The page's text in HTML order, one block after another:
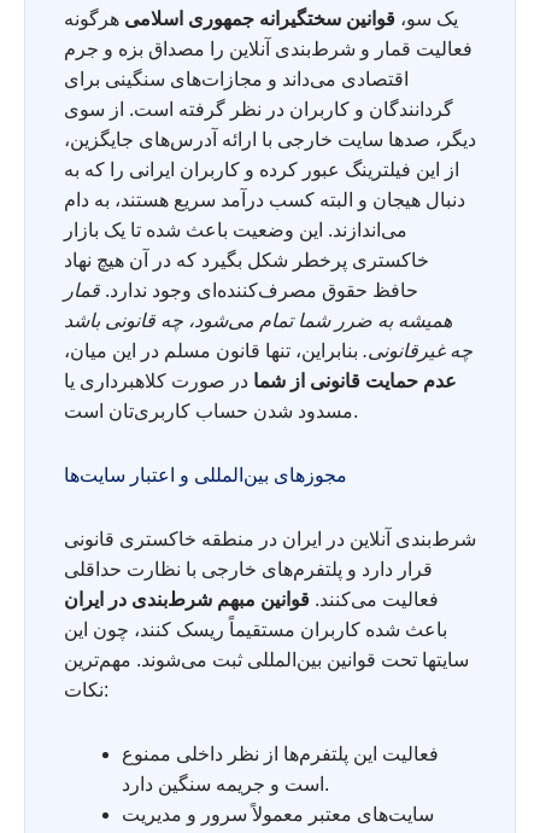
یک سو، قوانین سختگیرانه جمهوری اسلامی هرگونه
فعالیت قمار و شرط‌بندی آنلاین را مصداق بزه و جرم
اقتصادی می‌داند و مجازات‌های سنگینی برای
گردانندگان و کاربران در نظر گرفته است. از سوی
دیگر، صدها سایت خارجی با ارائه آدرس‌های جایگزین،
از این فیلترینگ عبور کرده و کاربران ایرانی را که به
دنبال هیجان و البته کسب درآمد سریع هستند، به دام
می‌اندازند. این وضعیت باعث شده تا یک بازار
خاکستری پرخطر شکل بگیرد که در آن هیچ نهاد
حافظ حقوق مصرف‌کننده‌ای وجود ندارد. قمار
همیشه به ضرر شما تمام می‌شود، چه قانونی باشد
چه غیرقانونی. بنابراین، تنها قانون مسلم در این میان،
عدم حمایت قانونی از شما در صورت کلاهبرداری یا
مسدود شدن حساب کاربری‌تان است.
مجوزهای بین‌المللی و اعتبار سایت‌ها
شرط‌بندی آنلاین در ایران در منطقه خاکستری قانونی
قرار دارد و پلتفرم‌های خارجی با نظارت حداقلی
فعالیت می‌کنند. قوانین مبهم شرط‌بندی در ایران
باعث شده کاربران مستقیماً ریسک کنند، چون این
سایتها تحت قوانین بین‌المللی ثبت می‌شوند. مهم‌ترین
نکات:
فعالیت این پلتفرم‌ها از نظر داخلی ممنوع
است و جریمه سنگین دارد.
سایت‌های معتبر معمولاً سرور و مدیریت